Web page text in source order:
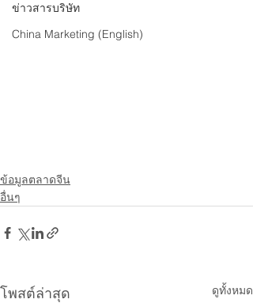
ข่าวสารบริษัท
China Marketing (English)
ข้อมูลตลาดจีน
อื่นๆ
โพสต์ล่าสุด ดูทั้งหมด